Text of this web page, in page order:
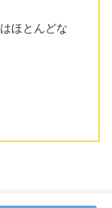
ほとんどな